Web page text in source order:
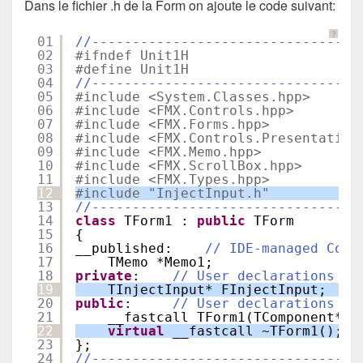
Dans le fichier .h de la Form on ajoute le code suivant:
?
01
02
03
04
05
06
07
08
09
10
11
12
13
14
15
16
17
18
19
20
21
22
23
24
#ifndef Unit1H
#define Unit1H
#include <System.Classes.hpp>
#include <FMX.Controls.hpp>
#include <FMX.Forms.hpp>
#include
#include <FMX.Memo.hpp>
#include <FMX.ScrollBox.hpp>
#include <FMX.Types.hpp>
#include "InjectInput.h"
class TForm1 : public TForm
{
__published: // IDE-managed
TMemo *Memo1;
private : // User declarations
TInjectInput* FInjectInput;
public : // User declarations
__fastcall TForm1(TComponent*
virtual
__fastcall ~TForm1();
};